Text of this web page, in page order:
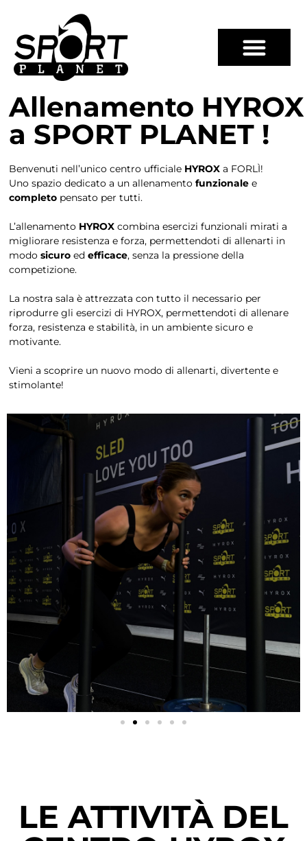
Allenamento HYROX
a SPORT PLANET !
Benvenuti nell’unico centro ufficiale HYROX a FORLÌ!
Uno spazio dedicato a un allenamento funzionale e
completo pensato per tutti.
L’allenamento HYROX combina esercizi funzionali mirati a
migliorare resistenza e forza, permettendoti di allenarti in
modo sicuro ed efficace, senza la pressione della
competizione.
La nostra sala è attrezzata con tutto il necessario per
riprodurre gli esercizi di HYROX, permettendoti di allenare
forza, resistenza e stabilità, in un ambiente sicuro e
motivante.
Vieni a scoprire un nuovo modo di allenarti, divertente e
stimolante!
LE ATTIVITÀ DEL